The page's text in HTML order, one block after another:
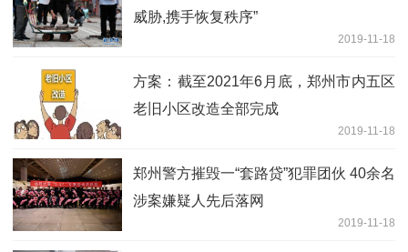
威胁,携手恢复秩序”
2019-11-18
方案：截至2021年6月底，郑州市内五区
老旧小区改造全部完成
2019-11-18
郑州警方摧毁一“套路贷”犯罪团伙 40余名
涉案嫌疑人先后落网
2019-11-18